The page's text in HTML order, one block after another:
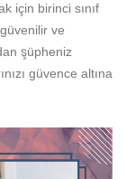
için birinci sınıf
ve
şüpheniz
güvence altına